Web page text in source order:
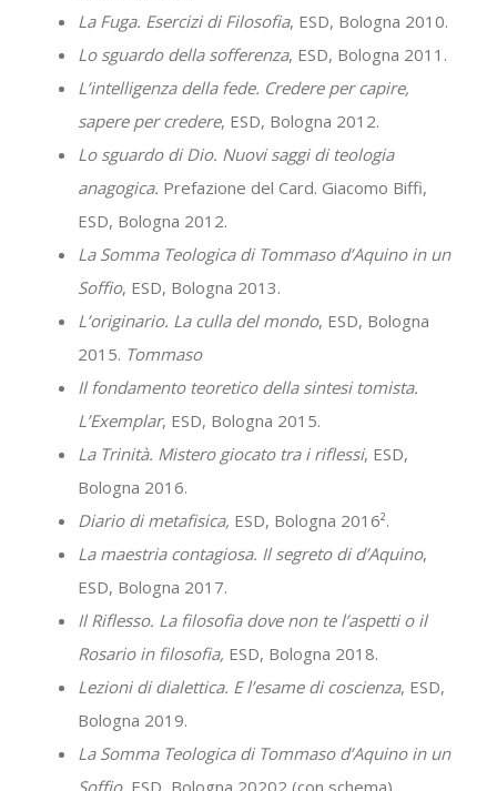
La Fuga. Esercizi di Filosofia, ESD, Bologna 2010.
Lo sguardo della sofferenza, ESD, Bologna 2011.
L’intelligenza della fede. Credere per capire,
sapere per credere, ESD, Bologna 2012.
Lo sguardo di Dio. Nuovi saggi di teologia
anagogica. Prefazione del Card. Giacomo Biffi,
ESD, Bologna 2012.
La Somma Teologica di Tommaso d’Aquino in un
Soffio, ESD, Bologna 2013.
L’originario. La culla del mondo, ESD, Bologna
2015. Tommaso
Il fondamento teoretico della sintesi tomista.
L’Exemplar, ESD, Bologna 2015.
La Trinità. Mistero giocato tra i riflessi, ESD,
Bologna 2016.
Diario di metafisica, ESD, Bologna 2016².
La maestria contagiosa. Il segreto di d’Aquino,
ESD, Bologna 2017.
Il Riflesso. La filosofia dove non te l’aspetti o il
Rosario in filosofia, ESD, Bologna 2018.
Lezioni di dialettica. E l’esame di coscienza, ESD,
Bologna 2019.
La Somma Teologica di Tommaso d’Aquino in un
Soffio, ESD, Bologna 20202 (con schema).